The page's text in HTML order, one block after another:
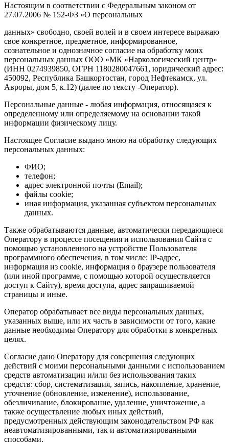
Настоящим в соответствии с Федеральным законом от
27.07.2006 № 152-ФЗ «О персональных
данных» свободно, своей волей и в своем интересе выражаю
свое конкретное, предметное, информированное,
сознательное и однозначное согласие на обработку моих
персональных данных ООО «МК «Наркологический центр»
(ИНН 0274939850, ОГРН 1180280047661, юридический адрес:
450092, Республика Башкортостан, город Нефтекамск, ул.
Авроры, дом 5, к.12) (далее по тексту -Оператор).
Персональные данные - любая информация, относящаяся к
определенному или определяемому на основании такой
информации физическому лицу.
Настоящее Согласие выдано мною на обработку следующих
персональных данных:
ФИО;
телефон;
адрес электронной почты (Email);
файлы cookie;
иная информация, указанная субъектом персональных
данных.
Также обрабатываются данные, автоматически передающиеся
Оператору в процессе посещения и использования Сайта с
помощью установленного на устройстве Пользователя
программного обеспечения, в том числе: IP-адрес,
информация из cookie, информация о браузере пользователя
(или иной программе, с помощью которой осуществляется
доступ к Сайту), время доступа, адрес запрашиваемой
страницы и иные.
Оператор обрабатывает все виды персональных данных,
указанных выше, или их часть в зависимости от того, какие
данные необходимы Оператору для обработки в конкретных
целях.
Согласие дано Оператору для совершения следующих
действий с моими персональными данными с использованием
средств автоматизации и/или без использования таких
средств: сбор, систематизация, запись, накопление, хранение,
уточнение (обновление, изменение), использование,
обезличивание, блокирование, удаление, уничтожение, а
также осуществление любых иных действий,
предусмотренных действующим законодательством РФ как
неавтоматизированными, так и автоматизированными
способами.